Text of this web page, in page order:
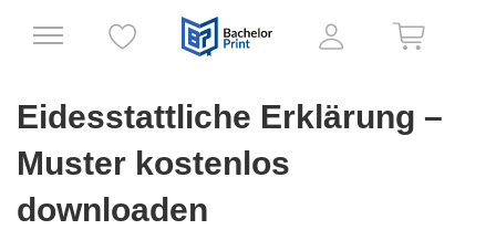
Eidesstattliche Erklärung –
Muster kostenlos
downloaden